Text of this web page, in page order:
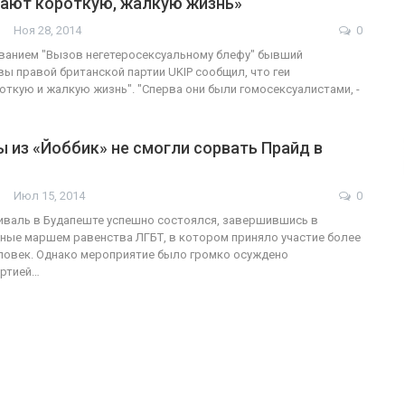
Ноя 28, 2014
0
"Вызов негетеросексуальному блефу" бывший
правой британской партии UKIP сообщил, что геи
и жалкую жизнь". "Сперва они были гомосексуалистами, -
«Йоббик» не смогли сорвать Прайд в
Июл 15, 2014
0
в Будапеште успешно состоялся, завершившись в
маршем равенства ЛГБТ, в котором приняло участие более
Однако мероприятие было громко осуждено
ФОТО
ГЕЙ-АЛЬЯНС УКРАИНА Июл 27, 2017